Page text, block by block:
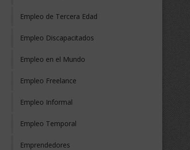
Empleo de Tercera Edad
Empleo Discapacitados
Empleo en el Mundo
Empleo Freelance
Empleo Informal
Empleo Temporal
Emprendedores